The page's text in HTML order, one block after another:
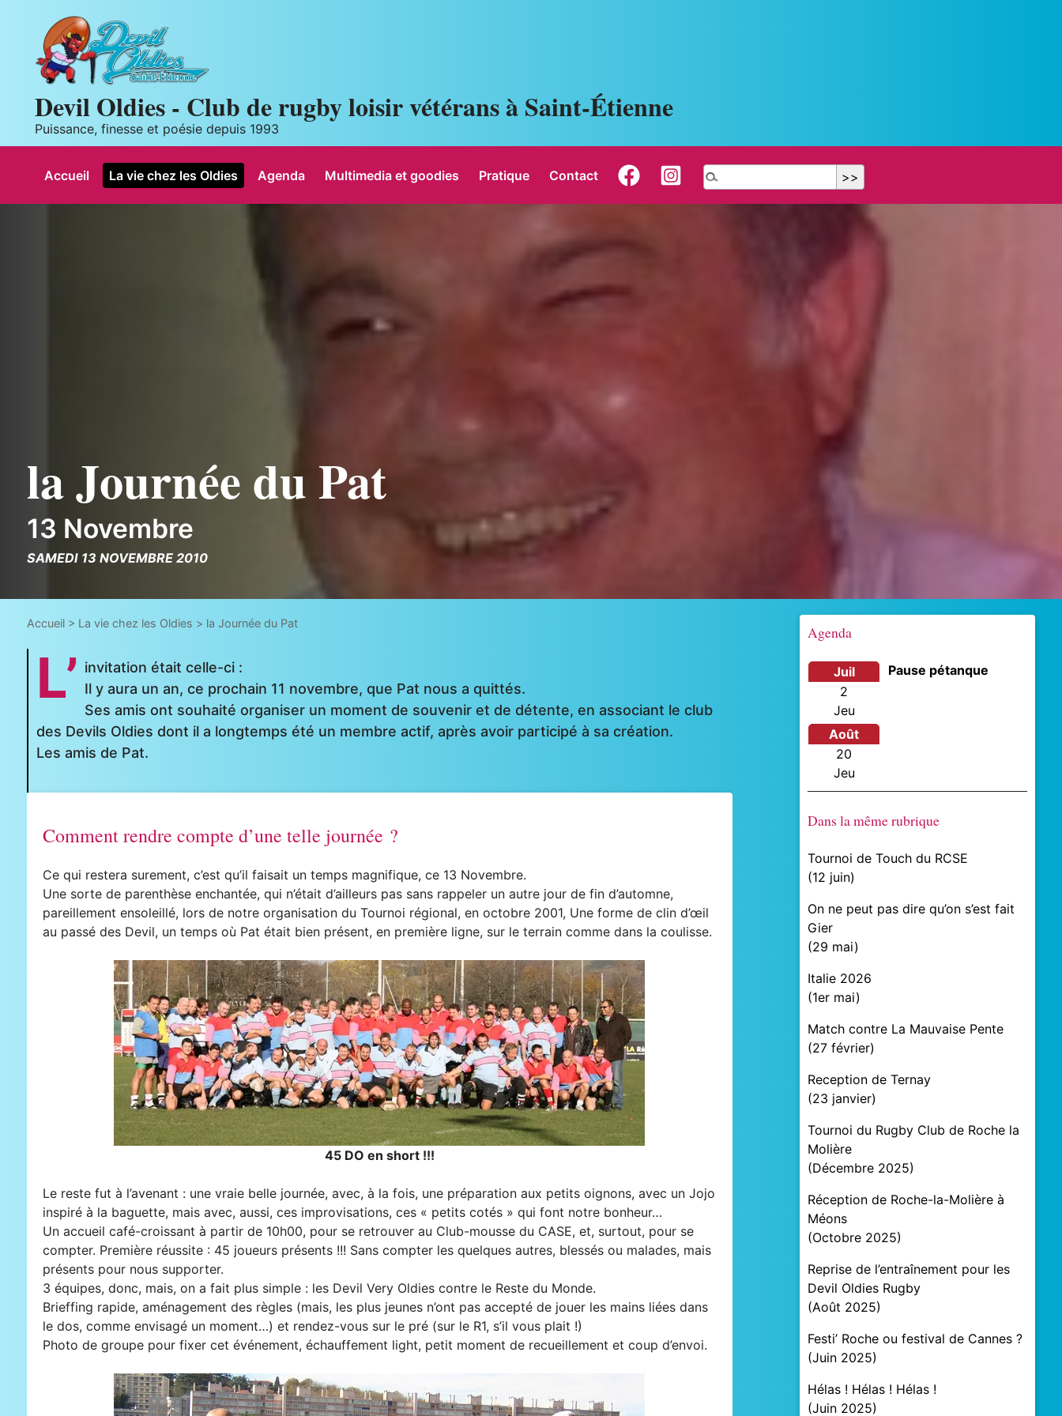
Devil Oldies - Club de rugby loisir vétérans à Saint-Étienne
Puissance, finesse et poésie depuis 1993
Accueil La vie chez les Oldies Agenda Multimedia et goodies Pratique Contact
la Journée du Pat
13 Novembre
SAMEDI 13 NOVEMBRE 2010
Accueil> La vie chez les Oldies > la Journée du Pat
L’ invitation était celle-ci :
Il y aura un an, ce prochain 11 novembre, que Pat nous a quittés.
Ses amis ont souhaité organiser un moment de souvenir et de détente, en associant le club
des Devils Oldies dont il a longtemps été un membre actif, après avoir participé à sa création.
Les amis de Pat.
Comment rendre compte d’une telle journée ?
Ce qui restera surement, c’est qu’il faisait un temps magnifique, ce 13 Novembre.
Une sorte de parenthèse enchantée, qui n’était d’ailleurs pas sans rappeler un autre jour de fin d’automne,
pareillement ensoleillé, lors de notre organisation du Tournoi régional, en octobre 2001, Une forme de clin d’œil
au passé des Devil, un temps où Pat était bien présent, en première ligne, sur le terrain comme dans la coulisse.
45 DO en short !!!
Le reste fut à l’avenant : une vraie belle journée, avec, à la fois, une préparation aux petits oignons, avec un Jojo
inspiré à la baguette, mais avec, aussi, ces improvisations, ces « petits cotés » qui font notre bonheur…
Un accueil café-croissant à partir de 10h00, pour se retrouver au Club-mousse du CASE, et, surtout, pour se
compter. Première réussite : 45 joueurs présents !!! Sans compter les quelques autres, blessés ou malades, mais
présents pour nous supporter.
3 équipes, donc, mais, on a fait plus simple : les Devil Very Oldies contre le Reste du Monde.
Brieffing rapide, aménagement des règles (mais, les plus jeunes n’ont pas accepté de jouer les mains liées dans
le dos, comme envisagé un moment…) et rendez-vous sur le pré (sur le R1, s’il vous plait !)
Photo de groupe pour fixer cet événement, échauffement light, petit moment de recueillement et coup d’envoi.
Agenda
juil
2
jeu
août
20
jeu
Pause pétanque
Dans la même rubrique
Tournoi de Touch du RCSE
(12 juin)
On ne peut pas dire qu’on s’est fait
Gier
(29 mai)
Italie 2026
(1er mai)
Match contre La Mauvaise Pente
(27 février)
Reception de Ternay
(23 janvier)
Tournoi du Rugby Club de Roche la
Molière
(Décembre 2025)
Réception de Roche-la-Molière à
Méons
(Octobre 2025)
Reprise de l’entraînement pour les
Devil Oldies Rugby
(Août 2025)
Festi’ Roche ou festival de Cannes ?
(Juin 2025)
Hélas ! Hélas ! Hélas !
(Juin 2025)